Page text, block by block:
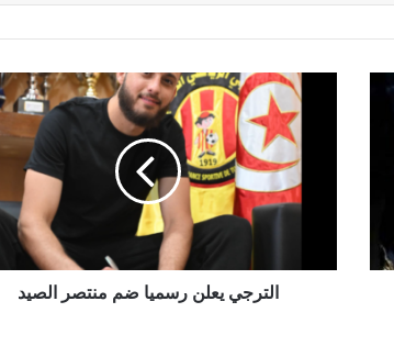
الترجي يعلن رسميا ضم منتصر الصيد